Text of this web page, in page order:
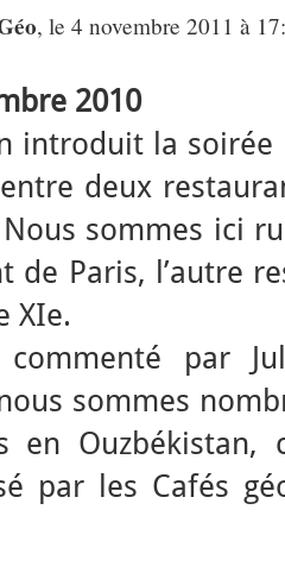
, le 4 novembre 2011 à
2010
introduit la
deux
sommes ici
de Paris, l’autre
XIe.
par
sommes
en Ouzbékistan,
par les Cafés